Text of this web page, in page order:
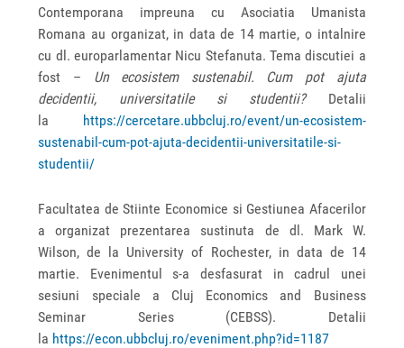
Contemporana impreuna cu Asociatia Umanista
Romana au organizat, in data de 14 martie, o intalnire
cu dl. europarlamentar Nicu Stefanuta. Tema discutiei a
fost – Un ecosistem sustenabil. Cum pot ajuta
decidentii, universitatile si studentii?Detalii
la https://cercetare.ubbcluj.ro/event/un-ecosistem-
sustenabil-cum-pot-ajuta-decidentii-universitatile-si-
studentii/
Facultatea de Stiinte Economice si Gestiunea Afacerilor
a organizat prezentarea sustinuta de dl. Mark W.
Wilson, de la University of Rochester, in data de 14
martie. Evenimentul s-a desfasurat in cadrul unei
sesiuni speciale a Cluj Economics and Business
Seminar Series (CEBSS). Detalii
la https://econ.ubbcluj.ro/eveniment.php?id=1187